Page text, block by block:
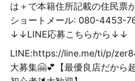
は＋で本籍住所記載の住民票
ショートメール: 080-4453-
↓↓LINE応募こちらから↓↓
LINE:https://line.me/ti/p/
大募集🤗💕【最優良店だから